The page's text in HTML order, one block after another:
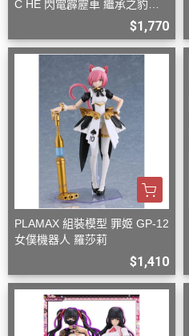
C HE 閃電霹靂車 繼承之豹魂
$1,770
PLAMAX 組裝模型 罪姬 GP-12
女僕機器人 羅莎莉
$1,410